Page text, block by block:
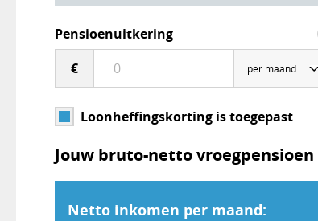
Pensioenuitkering
€
Loonheffingskorting is toegepast
Jouw bruto-netto vroegpensioen
Netto inkomen per maand: